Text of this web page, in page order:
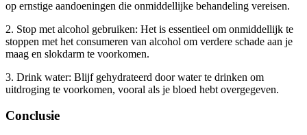
op ernstige aandoeningen die onmiddellijke behandeling vereisen.
2. Stop met alcohol gebruiken: Het is essentieel om onmiddellijk te
stoppen met het consumeren van alcohol om verdere schade aan je
maag en slokdarm te voorkomen.
3. Drink water: Blijf gehydrateerd door water te drinken om
uitdroging te voorkomen, vooral als je bloed hebt overgegeven.
Conclusie